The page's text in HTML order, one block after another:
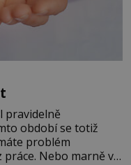
pravidelně
období se totiž
problém
Nebo marně v